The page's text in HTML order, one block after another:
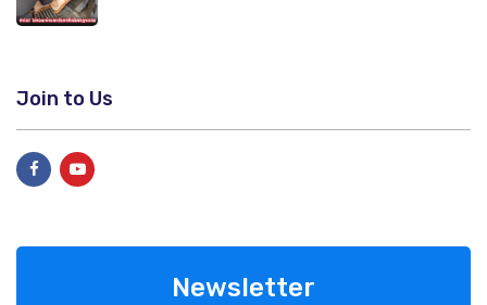
Join to Us
Newsletter